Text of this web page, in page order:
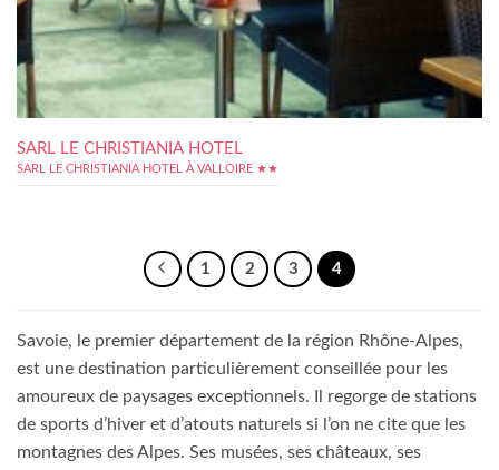
SARL LE CHRISTIANIA HOTEL
SARL LE CHRISTIANIA HOTEL À VALLOIRE ★★
1 2 3 4
Savoie, le premier département de la région Rhône-Alpes,
est une destination particulièrement conseillée pour les
amoureux de paysages exceptionnels. Il regorge de stations
de sports d’hiver et d’atouts naturels si l’on ne cite que les
montagnes des Alpes. Ses musées, ses châteaux, ses